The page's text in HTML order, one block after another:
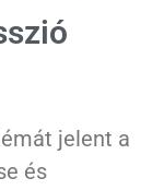
jelent a
és